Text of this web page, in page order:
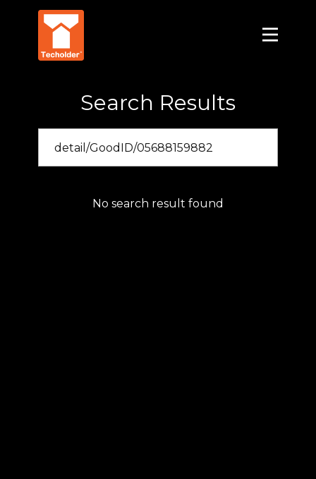
Search Results
No search result found